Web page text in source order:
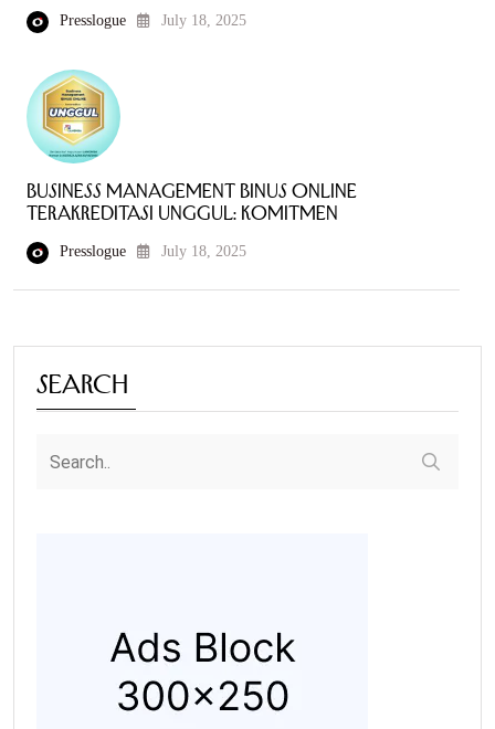
Presslogue July 18, 2025
Business Management BINUS Online
Terakreditasi Unggul: Komitmen
Presslogue July 18, 2025
Search